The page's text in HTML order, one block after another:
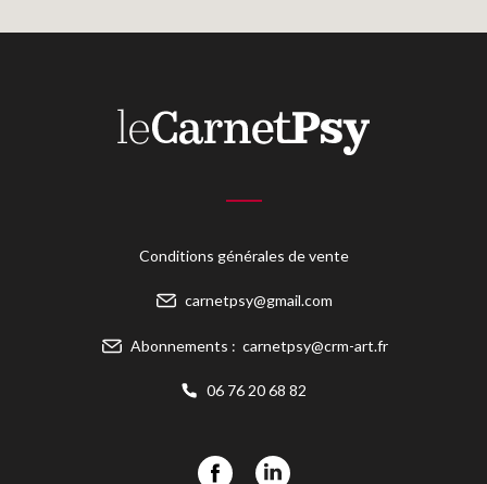
Conditions générales de vente
carnetpsy@gmail.com
Abonnements : carnetpsy@crm-art.fr
06 76 20 68 82